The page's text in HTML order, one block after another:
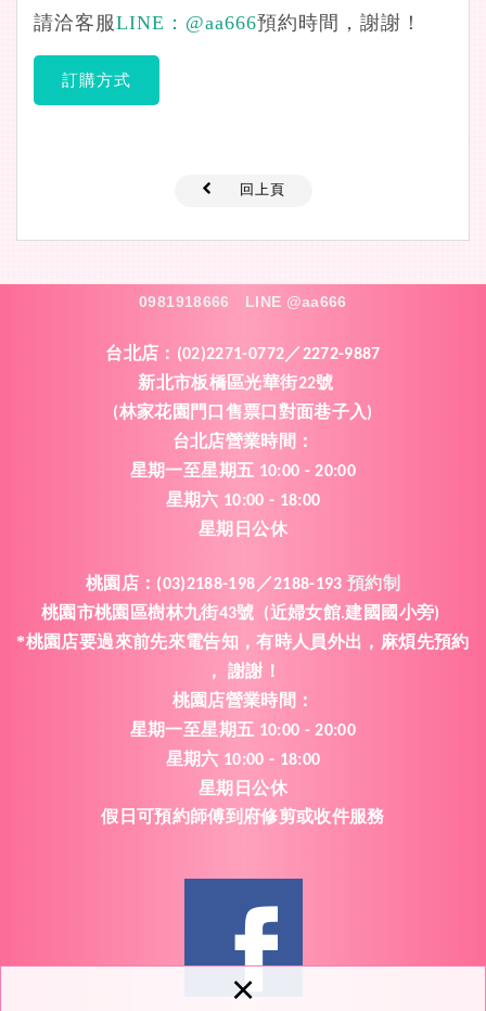
×
請洽客服LINE： @aa666預約時間，謝謝！
訂購方式
回上頁
0981918666 LINE @aa666
台北店： (02)2271-0772／2272-9887
新北市板橋區光華街22號
(林家花園門口售票口對面巷子入)
台北店營業時間 ：
星期一至星期五 10:00 - 20:00
星期六 10:00 - 18:00
星期日公休
桃園店： (03)2188-198／2188-193 預約制
桃園市桃園區樹林九街43號 (近婦女館.建國國小旁)
*桃園店要過來前先來電告知 ，有時人員外出 ， 麻煩先預約
， 謝謝 ！
桃園 店營業時間 ：
星期一至星期五 10:00 - 20:00
星期六 10:00 - 18:00
星期日公休
假日可預約師傅到府修剪或收件服務